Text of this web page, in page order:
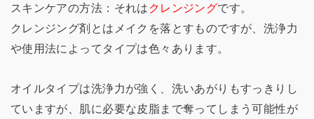
スキンケアの方法：それは クレンジングです。
クレンジング剤とはメイクを落とすものですが、洗浄力
や使用法によってタイプは色々あります。
オイルタイプは洗浄力が強く、洗いあがりもすっきりし
ていますが、肌に必要な皮脂まで奪ってしまう可能性が